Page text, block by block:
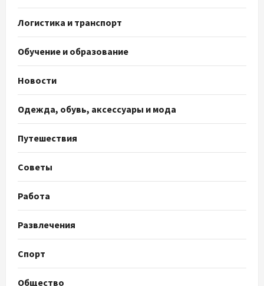
Логистика и транспорт
Обучение и образование
Новости
Одежда, обувь, аксессуары и мода
Путешествия
Советы
Работа
Развлечения
Спорт
Общество